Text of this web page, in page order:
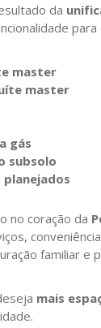
da
master
master
gás
subsolo
no coração da
familiar
mais